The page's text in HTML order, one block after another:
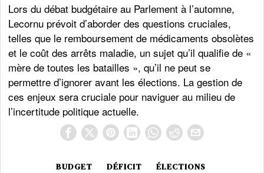
Lors du débat budgétaire au Parlement à l’automne,
Lecornu prévoit d’aborder des questions cruciales,
telles que le remboursement de médicaments obsolètes
et le coût des arrêts maladie, un sujet qu’il qualifie de «
mère de toutes les batailles », qu’il ne peut se
permettre d’ignorer avant les élections. La gestion de
ces enjeux sera cruciale pour naviguer au milieu de
l’incertitude politique actuelle.
BUDGET DÉFICIT ÉLECTIONS